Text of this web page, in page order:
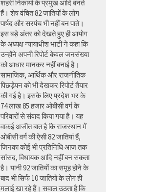
शहरी निकायों के प्रमुख आदि बनते
हैं। शेष वंचित 82 जातियों के लोग
पार्षद और सरपंच भी नहीं बन पाते।
इस बड़े अंतर को देखते हुए ही आयोग
के अध्यक्ष न्यायाधीश भाटी ने कहा कि
उन्होंने अपनी रिपोर्ट केवल जनसंख्या
को आधार मानकर नहीं बनाई है।
सामाजिक, आर्थिक और राजनीतिक
पिछड़ेपन को भी देखकर रिपोर्ट तैयार
की गई है। इसके लिए प्रदेश भर के
74 लाख 85 हजार ओबीसी वर्ग के
परिवारों से संवाद किया गया है। यह
वाकई अजीत बात है कि राजस्थान में
ओबीसी वर्ग की ऐसी 82 जातियां हैं,
जिनका कोई भी प्रतिनिधि आज तक
सांसद, विधायक आदि नहीं बन सकता
है। यानी 92 जातियों का समूह होने के
बाद भी सिर्फ 10 जातियों के लोग ही
मलाई खा रहे हैं। सवाल उठता है कि